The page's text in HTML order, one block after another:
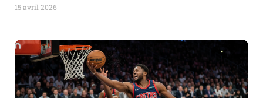
15 avril 2026